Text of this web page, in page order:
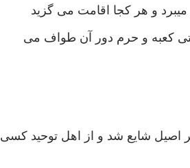
و هر کجا اقامت می گزید
کعبه و حرم دور آن طواف می
اصیل شایع شد و از اهل توحید کسی